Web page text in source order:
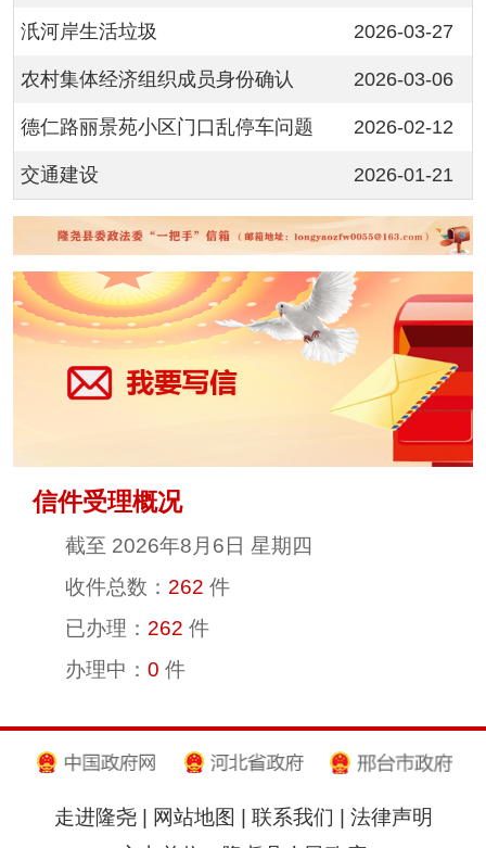
汦河岸生活垃圾 2026-03-27
农村集体经济组织成员身份确认 2026-03-06
德仁路丽景苑小区门口乱停车问题 2026-02-12
交通建设 2026-01-21
信件受理概况
截至 2026年8月6日 星期四
收件总数： 262 件
已办理： 262 件
办理中： 0 件
走进隆尧| 网站地图 | 联系我们 | 法律声明